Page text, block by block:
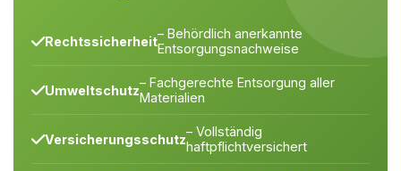
Rechtssicherheit– Behördlich anerkannte
Entsorgungsnachweise
Umweltschutz– Fachgerechte Entsorgung aller
Materialien
Versicherungsschutz– Vollständig
haftpflichtversichert